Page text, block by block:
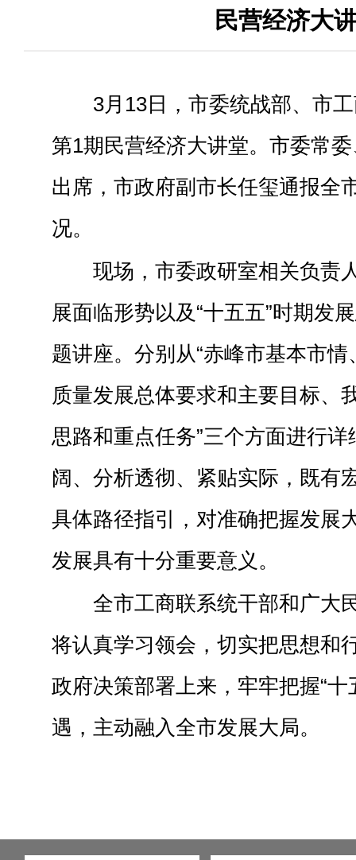
民营经济大
3月13日，市委统战部、市
第1期民营经济大讲堂。市委常
出席，市政府副市长任玺通报全
况。
现场，市委政研室相关负责
展面临形势以及“十五五”时期发
题讲座。分别从“赤峰市基本市情
质量发展总体要求和主要目标、
思路和重点任务”三个方面进行
阔、分析透彻、紧贴实际，既有
具体路径指引，对准确把握发展
发展具有十分重要意义。
全市工商联系统干部和广大
将认真学习领会，切实把思想和
政府决策部署上来，牢牢把握“十
遇，主动融入全市发展大局。